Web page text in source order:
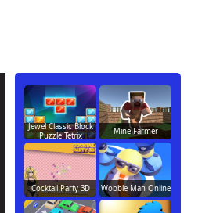
Jewel Classic Block
Puzzle Tetrix
Mine Farmer
Cocktail Party 3D Wobble Man Online